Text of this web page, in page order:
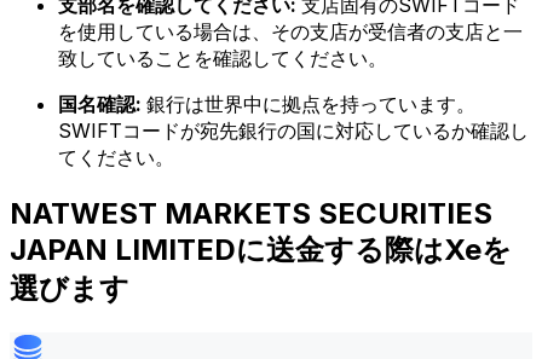
支部名を確認してください: 支店固有のSWIFTコード
を使用している場合は、その支店が受信者の支店と一
致していることを確認してください。
国名確認: 銀行は世界中に拠点を持っています。
SWIFTコードが宛先銀行の国に対応しているか確認し
てください。
NATWEST MARKETS SECURITIES
JAPAN LIMITEDに送金する際はXeを
選びます